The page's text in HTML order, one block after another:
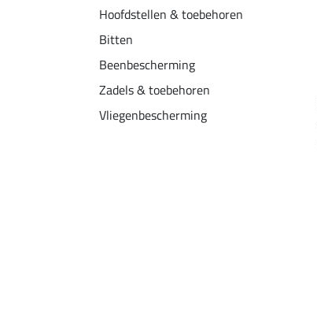
Hoofdstellen & toebehoren
Bitten
Beenbescherming
Zadels & toebehoren
Vliegenbescherming